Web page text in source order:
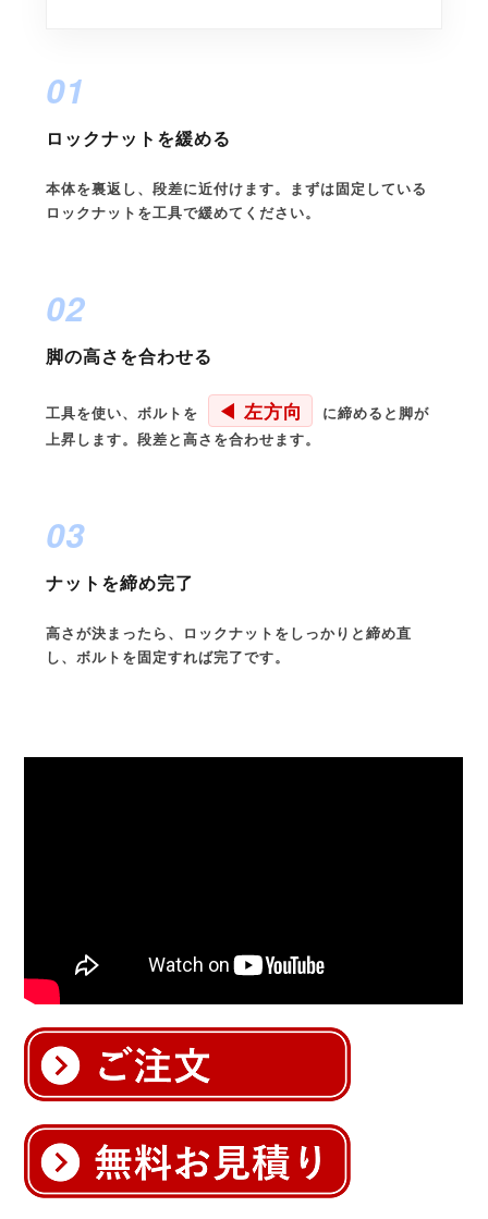
01
ロックナットを緩める
本体を裏返し、段差に近付けます。まずは固定している
ロックナットを工具で緩めてください。
02
脚の高さを合わせる
工具を使い、ボルトを ◀ 左方向
に締めると脚が
上昇します。段差と高さを合わせます。
03
ナットを締め完了
高さが決まったら、ロックナットをしっかりと締め直
し、ボルトを固定すれば完了です。